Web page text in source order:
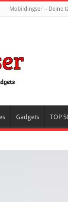
Mobildingser – Deine
Gadgets TOP